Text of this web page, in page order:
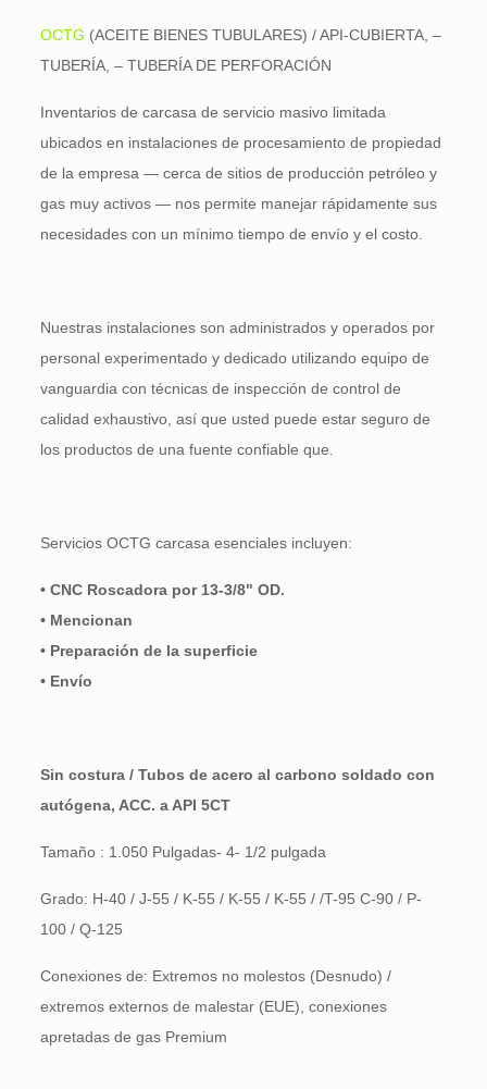
OCTG (ACEITE BIENES TUBULARES) / API-CUBIERTA, –
TUBERÍA, – TUBERÍA DE PERFORACIÓN
Inventarios de carcasa de servicio masivo limitada
ubicados en instalaciones de procesamiento de propiedad
de la empresa — cerca de sitios de producción petróleo y
gas muy activos — nos permite manejar rápidamente sus
necesidades con un mínimo tiempo de envío y el costo.
Nuestras instalaciones son administrados y operados por
personal experimentado y dedicado utilizando equipo de
vanguardia con técnicas de inspección de control de
calidad exhaustivo, así que usted puede estar seguro de
los productos de una fuente confiable que.
Servicios OCTG carcasa esenciales incluyen:
• CNC Roscadora por 13-3/8" OD.
• Mencionan
• Preparación de la superficie
• Envío
Sin costura / Tubos de acero al carbono soldado con
autógena, ACC. a API 5CT
Tamaño : 1.050 Pulgadas- 4- 1/2 pulgada
Grado: H-40 / J-55 / K-55 / K-55 / K-55 / /T-95 C-90 / P-
100 / Q-125
Conexiones de: Extremos no molestos (Desnudo) /
extremos externos de malestar (EUE), conexiones
apretadas de gas Premium